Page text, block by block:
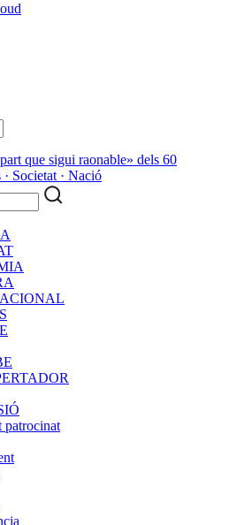
que sigui raonable» dels 60
Societat · Nació
patrocinat